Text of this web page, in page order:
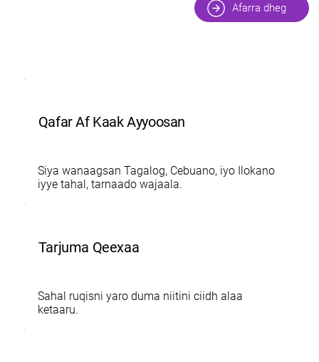
Afarra dheg
Qafar Af Kaak Ayyoosan
Siya wanaagsan Tagalog, Cebuano, iyo Ilokano
iyye tahal, tarnaado wajaala.
Tarjuma Qeexaa
Sahal ruqisni yaro duma niitini ciidh alaa
ketaaru.